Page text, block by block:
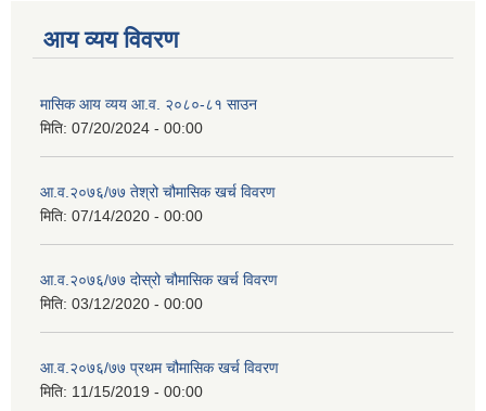
आय व्यय विवरण
मासिक आय व्यय आ.व. २०८०-८१ साउन
मिति: 07/20/2024 - 00:00
आ.व.२०७६/७७ तेश्रो चौमासिक खर्च विवरण
मिति: 07/14/2020 - 00:00
आ.व.२०७६/७७ दोस्रो चौमासिक खर्च विवरण
मिति: 03/12/2020 - 00:00
आ.व.२०७६/७७ प्रथम चौमासिक खर्च विवरण
मिति: 11/15/2019 - 00:00